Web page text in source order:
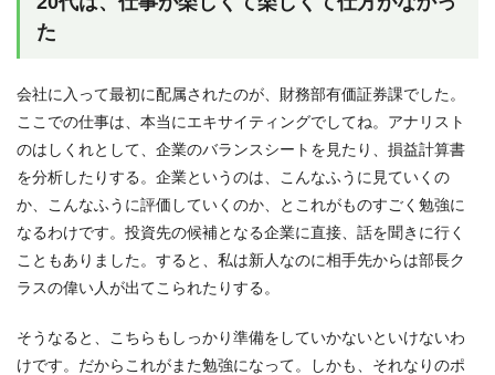
た
会社に入って最初に配属されたのが、財務部有価証券課でした。
ここでの仕事は、本当にエキサイティングでしてね。アナリスト
のはしくれとして、企業のバランスシートを見たり、損益計算書
を分析したりする。企業というのは、こんなふうに見ていくの
か、こんなふうに評価していくのか、とこれがものすごく勉強に
なるわけです。投資先の候補となる企業に直接、話を聞きに行く
こともありました。すると、私は新人なのに相手先からは部長ク
ラスの偉い人が出てこられたりする。
そうなると、こちらもしっかり準備をしていかないといけないわ
けです。だからこれがまた勉強になって。しかも、それなりのポ